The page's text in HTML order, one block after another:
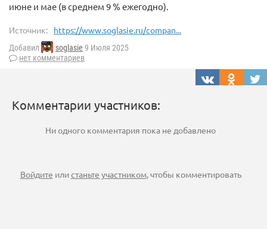
июне и мае (в среднем 9 % ежегодно).
Источник: https://www.soglasie.ru/compan...
Добавил soglasie 9 Июля 2025
нет комментариев
Комментарии участников:
Ни одного комментария пока не добавлено
Войдите илистаньте участником, чтобы комментировать